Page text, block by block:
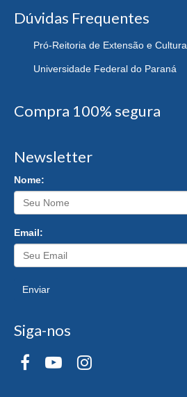
Dúvidas Frequentes
Pró-Reitoria de Extensão e Cultura
Universidade Federal do Paraná
Compra 100% segura
Newsletter
Nome:
Email:
Enviar
Siga-nos